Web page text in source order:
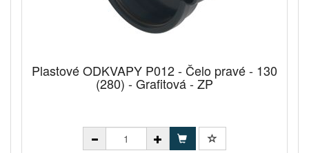
Plastové ODKVAPY P012 - Čelo pravé - 130
(280) - Grafitová - ZP